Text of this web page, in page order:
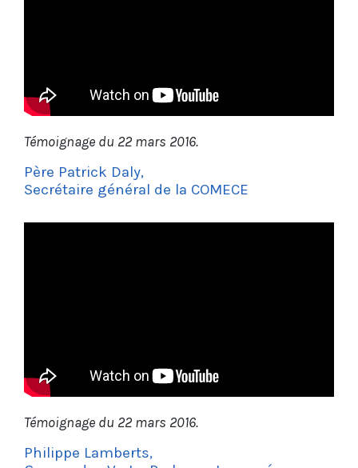
Témoignage du 22 mars 2016.
Père Patrick Daly,
Secrétaire général de la COMECE
Témoignage du 22 mars 2016.
Philippe Lamberts,